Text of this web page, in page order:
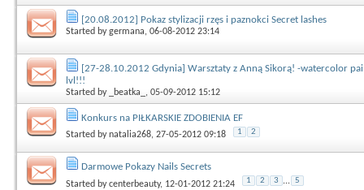
[20.08.2012] Pokaz stylizacji rzęs i paznokci Secret lashes
Started bygermana, 06-08-2012 23:14
[27-28.10.2012 Gdynia] Warsztaty z Anną Sikorą! -watercolor
lvl!!!
Started by _beatka_ , 05-09-2012 15:12
Konkurs na PIŁKARSKIE ZDOBIENIA EF
Started bynatalia268, 27-05-2012 09:18 1 2
Darmowe Pokazy Nails Secrets
Started bycenterbeauty, 12-01-2012 21:24 1 2 3 ... 5